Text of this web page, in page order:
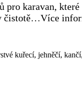
karavan,
čistotě…Více
kuřecí, jehněčí,